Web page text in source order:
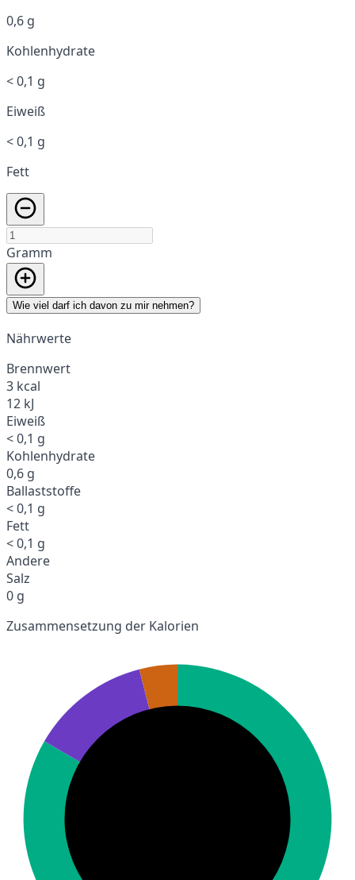
0,6 g
Kohlenhydrate
< 0,1 g
Eiweiß
< 0,1 g
Fett
Gramm
Wie viel darf ich davon zu mir nehmen?
Nährwerte
Brennwert
3 kcal
12 kJ
Eiweiß
< 0,1 g
Kohlenhydrate
0,6 g
Ballaststoffe
< 0,1 g
Fett
< 0,1 g
Andere
Salz
0 g
Zusammensetzung der Kalorien